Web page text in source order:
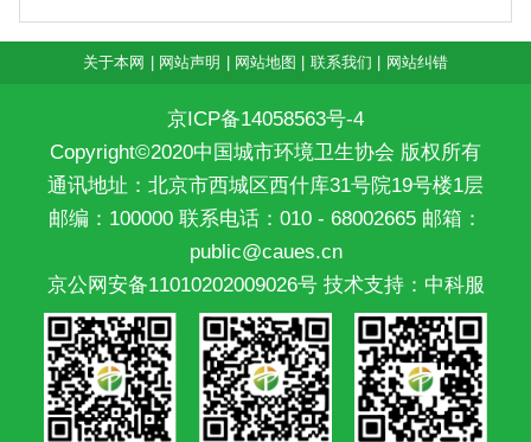
关于本网 网站声明 网站地图 联系我们 网站纠错
京ICP备14058563号-4
Copyright©2020中国城市环境卫生协会 版权所有
通讯地址：北京市西城区西什库31号院19号楼1层
邮编：100000 联系电话：010 - 68002665 邮箱：
public@caues.cn
京公网安备11010202009026号 技术支持：中科服